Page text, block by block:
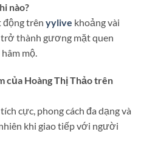
nào?
động trên yylive khoảng vài
trở thành gương mặt quen
mộ.
của Hoàng Thị Thảo trên
cực, phong cách đa dạng và
khi giao tiếp với người